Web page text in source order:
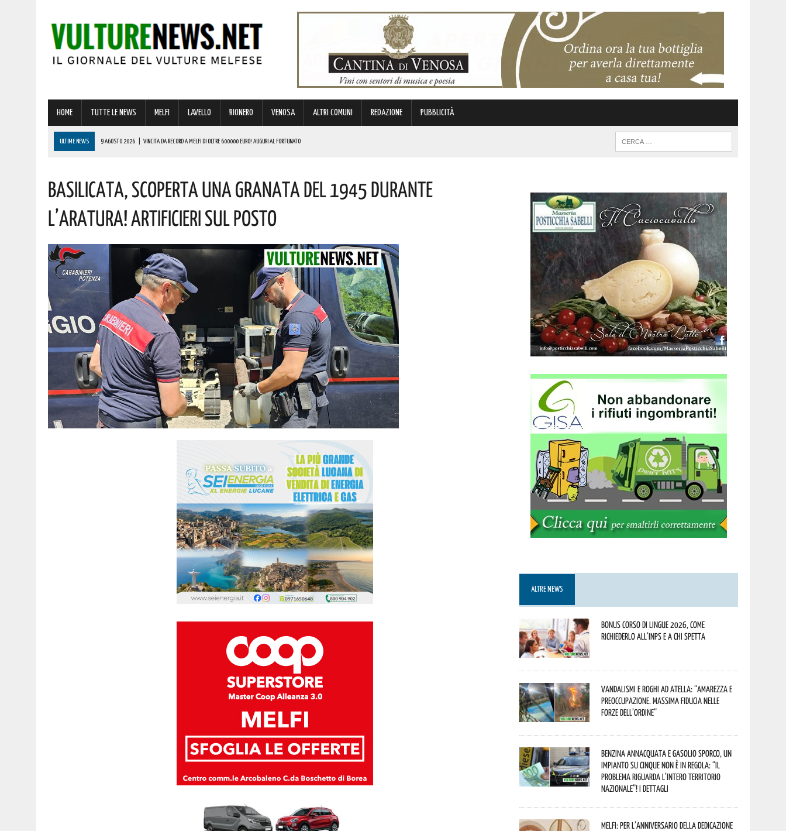
HOME TUTTE LE NEWS MELFI LAVELLO RIONERO VENOSA ALTRI COMUNI REDAZIONE PUBBLICITÀ
ULTIME NEWS 9 AGOSTO 2026 VINCITA DA RECORD A MELFI DI OLTRE 600000 EURO! AUGURI AL FORTUNATO
8 AGOSTO 2026 | BASILICATA, RISORSE IDRICHE: PIÙ CAPILLARE IL MONITORAGGIO. AGGIUDICATO APPALTO DA OLTRE 1 MILIONE DI EURO
9 AGOSTO 2026 CASTELLO DI LAGOPESOLE, MANCA POCHISSIMO ALLE GIORNATE MEDIEVALI: QUEST’ANNO SI SVOLGERANNO CON UNA FORMULA COMPLETAMENTE RIVISITATA. ECCO IL PROGRAMMA
Basilicata, Scoperta Una Granata Del 1945 Durante
L’aratura! Artificieri Sul Posto
ALTRE NEWS
Bonus corso di lingue 2026, come
richiederlo all’INPS e a chi spetta
Vandalismi e roghi ad Atella: “Amarezza e
preoccupazione. Massima fiducia nelle
Forze dell’Ordine”
Benzina annacquata e gasolio sporco, un
impianto su cinque non è in regola: “il
problema riguarda l’intero territorio
Nazionale”! I dettagli
Melfi: per l’anniversario della Dedicazione